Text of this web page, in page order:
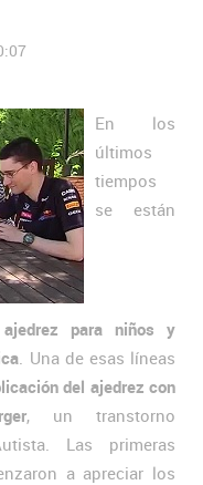
En los
últimos
tiempos
se están
para niños y
. Una de esas líneas
del ajedrez con
, un transtorno
Las primeras
a apreciar los